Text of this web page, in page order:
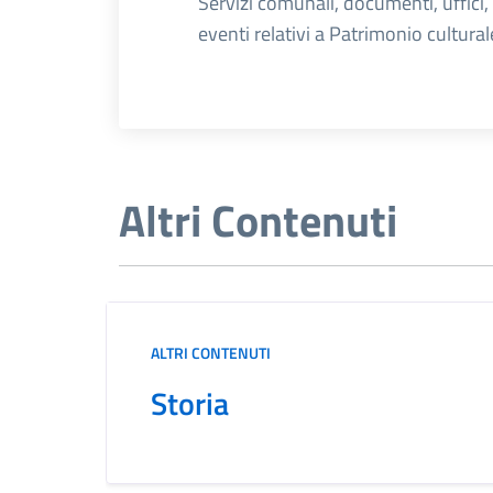
eventi relativi a Patrimonio
Altri Contenuti
ALTRI CONTENUTI
Storia